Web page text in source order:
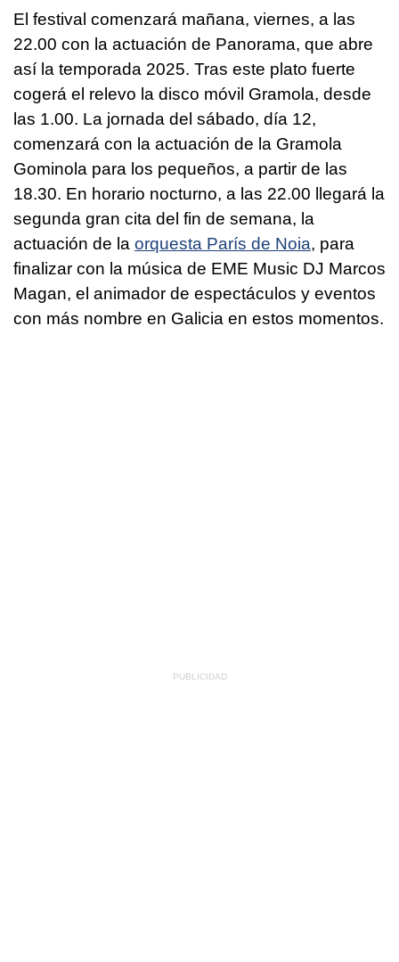
El festival comenzará mañana, viernes, a las
22.00 con la actuación de Panorama, que abre
así la temporada 2025. Tras este plato fuerte
cogerá el relevo la disco móvil Gramola, desde
las 1.00. La jornada del sábado, día 12,
comenzará con la actuación de la Gramola
Gominola para los pequeños, a partir de las
18.30. En horario nocturno, a las 22.00 llegará la
segunda gran cita del fin de semana, la
actuación de la orquesta París de Noia, para
finalizar con la música de EME Music DJ Marcos
Magan, el animador de espectáculos y eventos
con más nombre en Galicia en estos momentos.